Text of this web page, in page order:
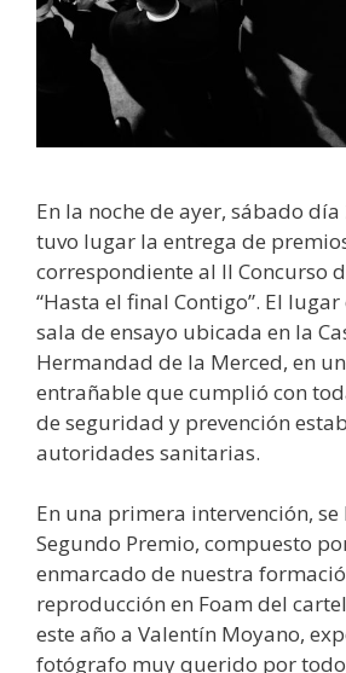
En la noche de ayer, sábado
tuvo lugar la entrega de
correspondiente al II Concurso
“Hasta el final Contigo”. El
sala de ensayo ubicada en la
Hermandad de la Merced, en
entrañable que cumplió con
de seguridad y prevención
autoridades sanitarias.
En una primera intervención,
Segundo Premio, compuesto
enmarcado de nuestra
reproducción en Foam del
este año a Valentín Moyano,
fotógrafo muy querido por